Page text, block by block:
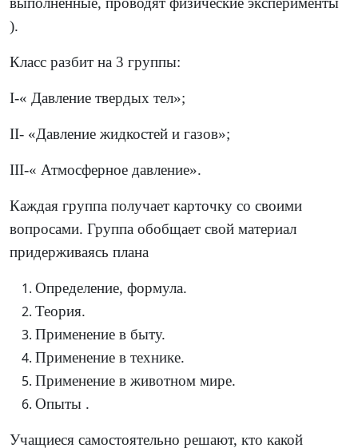
).
Класс разбит на 3 группы:
Ӏ-« Давление твердых тел»;
ӀӀ- «Давление жидкостей и газов»;
ӀӀӀ-« Атмосферное давление».
Каждая группа получает карточку со своими
вопросами. Группа обобщает свой материал
придерживаясь плана
Определение, формула.
Теория.
Применение в быту.
Применение в технике.
Применение в животном мире.
Опыты .
Учащиеся самостоятельно решают, кто какой